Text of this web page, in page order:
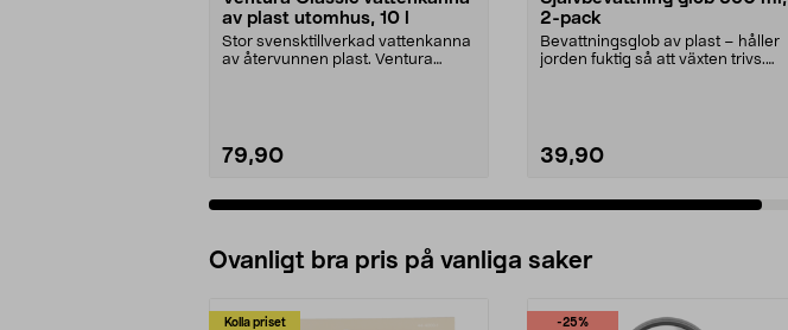
av plast utomhus, 10 l
Stor svensktillverkad vattenkanna
av återvunnen plast. Ventura
79,90
2-pack
Bevattningsglob av plast – håller
jorden fuktig så att växten trivs.
39,90
Ovanligt bra pris på vanliga saker
Kolla priset -25%